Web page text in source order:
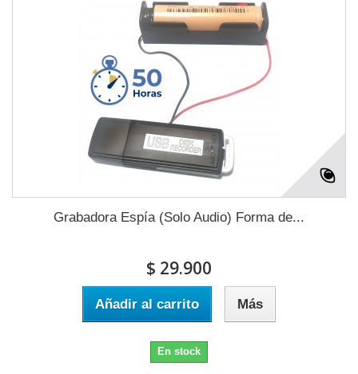
Grabadora Espía (Solo Audio) Forma de...
$ 29.900
Añadir al carrito Más
En stock